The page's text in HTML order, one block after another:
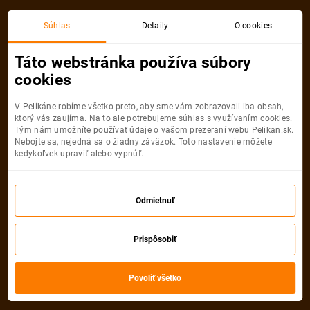
Detail pobytu
Súhlas Detaily O cookies
Táto webstránka používa súbory
cookies
V Pelikáne robíme všetko preto, aby sme vám zobrazovali iba obsah,
ktorý vás zaujíma. Na to ale potrebujeme súhlas s využívaním cookies.
Tým nám umožníte používať údaje o vašom prezeraní webu Pelikan.sk.
Nebojte sa, nejedná sa o žiadny záväzok. Toto nastavenie môžete
kedykoľvek upraviť alebo vypnúť.
Odmietnuť
Prispôsobiť
Povoliť všetko